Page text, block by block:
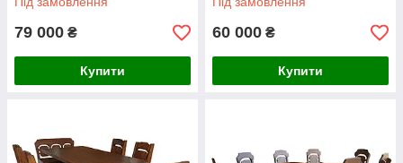
79 000 ₴
Купити
60 000 ₴
Купити